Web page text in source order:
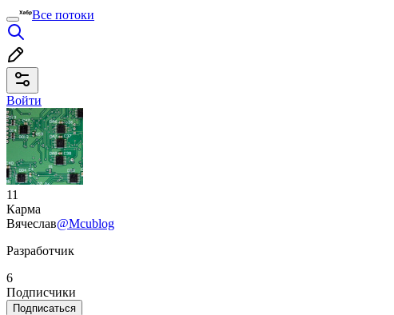
Все потоки
Войти
11
Карма
Вячеслав@Mcublog
Разработчик
6
Подписчики
Подписаться